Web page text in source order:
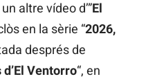
altre vídeo d’”El
en la sèrie “2026,
després de
Ventorro“, en